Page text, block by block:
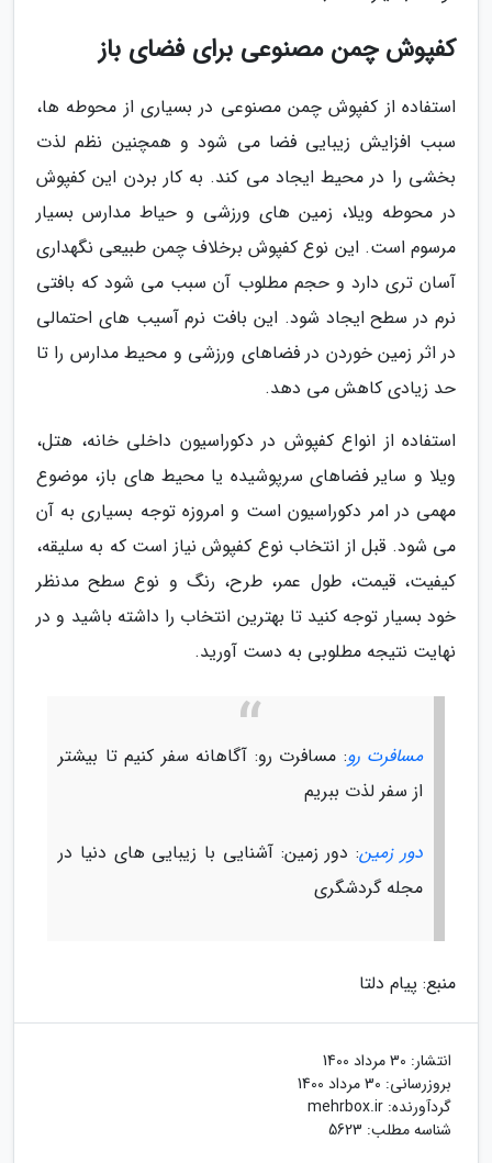
کفپوش چمن مصنوعی برای فضای باز
استفاده از کفپوش چمن مصنوعی در بسیاری از محوطه ها،
سبب افزایش زیبایی فضا می شود و همچنین نظم لذت
بخشی را در محیط ایجاد می کند. به کار بردن این کفپوش
در محوطه ویلا، زمین های ورزشی و حیاط مدارس بسیار
مرسوم است. این نوع کفپوش برخلاف چمن طبیعی نگهداری
آسان تری دارد و حجم مطلوب آن سبب می شود که بافتی
نرم در سطح ایجاد شود. این بافت نرم آسیب های احتمالی
در اثر زمین خوردن در فضاهای ورزشی و محیط مدارس را تا
حد زیادی کاهش می دهد.
استفاده از انواع کفپوش در دکوراسیون داخلی خانه، هتل،
ویلا و سایر فضاهای سرپوشیده یا محیط های باز، موضوع
مهمی در امر دکوراسیون است و امروزه توجه بسیاری به آن
می شود. قبل از انتخاب نوع کفپوش نیاز است که به سلیقه،
کیفیت، قیمت، طول عمر، طرح، رنگ و نوع سطح مدنظر
خود بسیار توجه کنید تا بهترین انتخاب را داشته باشید و در
نهایت نتیجه مطلوبی به دست آورید.
مسافرت رو: مسافرت رو: آگاهانه سفر کنیم تا بیشتر
از سفر لذت ببریم
دور زمین: دور زمین: آشنایی با زیبایی های دنیا در
مجله گردشگری
منبع: پیام دلتا
انتشار: 30 مرداد 1400
بروزرسانی: 30 مرداد 1400
گردآورنده: mehrbox.ir
شناسه مطلب: 5623